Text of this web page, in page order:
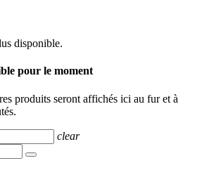
disponible.
pour le moment
produits seront affichés ici au fur et à
clear